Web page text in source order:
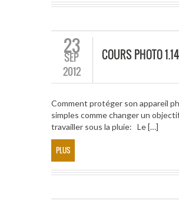
23
SEP
2012
COURS PHOTO
Comment protéger son appareil
simples comme changer un
travailler sous la pluie: Le […]
PLUS